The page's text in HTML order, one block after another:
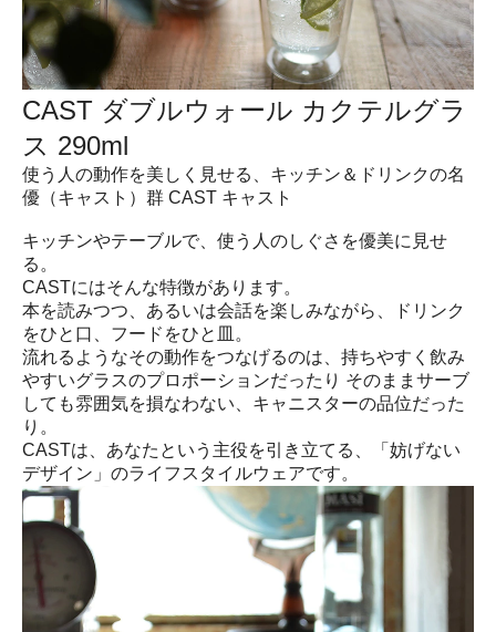
CAST ダブルウォール カクテルグラ
ス 290ml
使う人の動作を美しく見せる、キッチン＆ドリンクの名
優（キャスト）群 CAST キャスト
キッチンやテーブルで、使う人のしぐさを優美に見せ
る。
CASTにはそんな特徴があります。
本を読みつつ、あるいは会話を楽しみながら、ドリンク
をひと口、フードをひと皿。
流れるようなその動作をつなげるのは、持ちやすく飲み
やすいグラスのプロポーションだったり そのままサーブ
しても雰囲気を損なわない、キャニスターの品位だった
り。
CASTは、あなたという主役を引き立てる、「妨げない
デザイン」のライフスタイルウェアです。